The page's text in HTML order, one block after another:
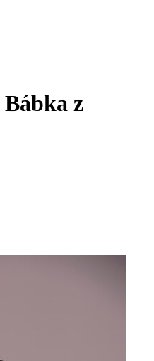
Bábka z